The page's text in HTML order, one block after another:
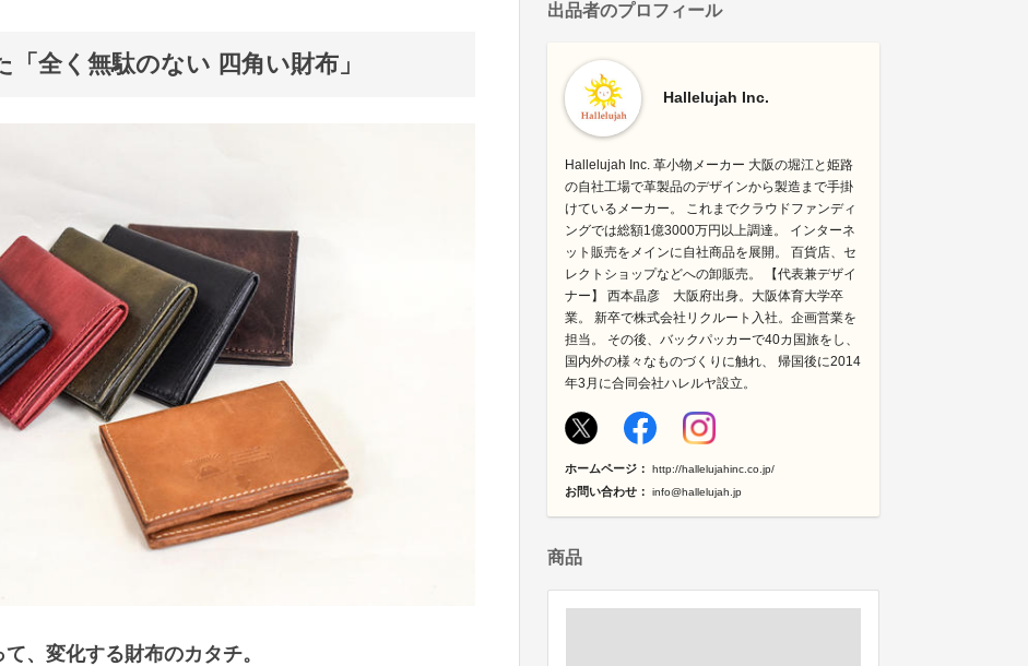
全く無駄のない 四角い財布」
、変化する財布のカタチ。
出品者のプロフィール
Hallelujah Inc.
Hallelujah Inc. 革小物メーカー 大阪の堀江と姫路
の自社工場で革製品のデザインから製造まで手掛
けているメーカー。 これまでクラウドファンディ
ングでは総額1億3000万円以上調達。 インターネ
ット販売をメインに自社商品を展開。 百貨店、セ
レクトショップなどへの卸販売。 【代表兼デザイ
ナー】 西本晶彦 大阪府出身。大阪体育大学卒
業。 新卒で株式会社リクルート入社。企画営業を
担当。 その後、バックパッカーで40カ国旅をし、
国内外の様々なものづくりに触れ、 帰国後に2014
年3月に合同会社ハレルヤ設立。
ホームページ： http://hallelujahinc.co.jp/
お問い合わせ： info@hallelujah.jp
商品